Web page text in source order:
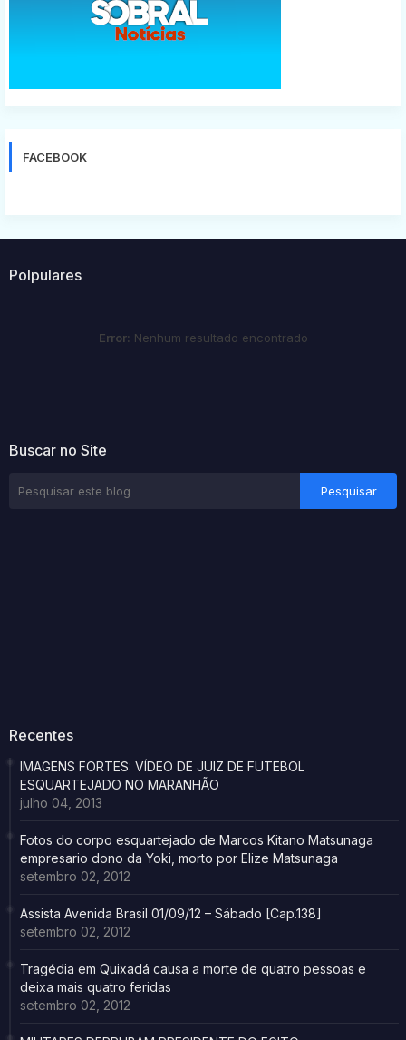
FACEBOOK
Polpulares
Error: Nenhum resultado encontrado
Buscar no Site
Recentes
IMAGENS FORTES: VÍDEO DE JUIZ DE FUTEBOL
ESQUARTEJADO NO MARANHÃO
julho 04, 2013
Fotos do corpo esquartejado de Marcos Kitano Matsunaga
empresario dono da Yoki, morto por Elize Matsunaga
setembro 02, 2012
Assista Avenida Brasil 01/09/12 – Sábado [Cap.138]
setembro 02, 2012
Tragédia em Quixadá causa a morte de quatro pessoas e
deixa mais quatro feridas
setembro 02, 2012